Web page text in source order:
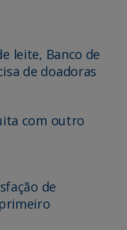
leite, Banco de
de doadoras
com outro
de